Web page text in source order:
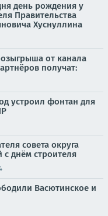
день рождения у
Правительства
Хуснуллина
от канала
получат:
устроил фонтан для
совета округа
днём строителя
Васютинское и